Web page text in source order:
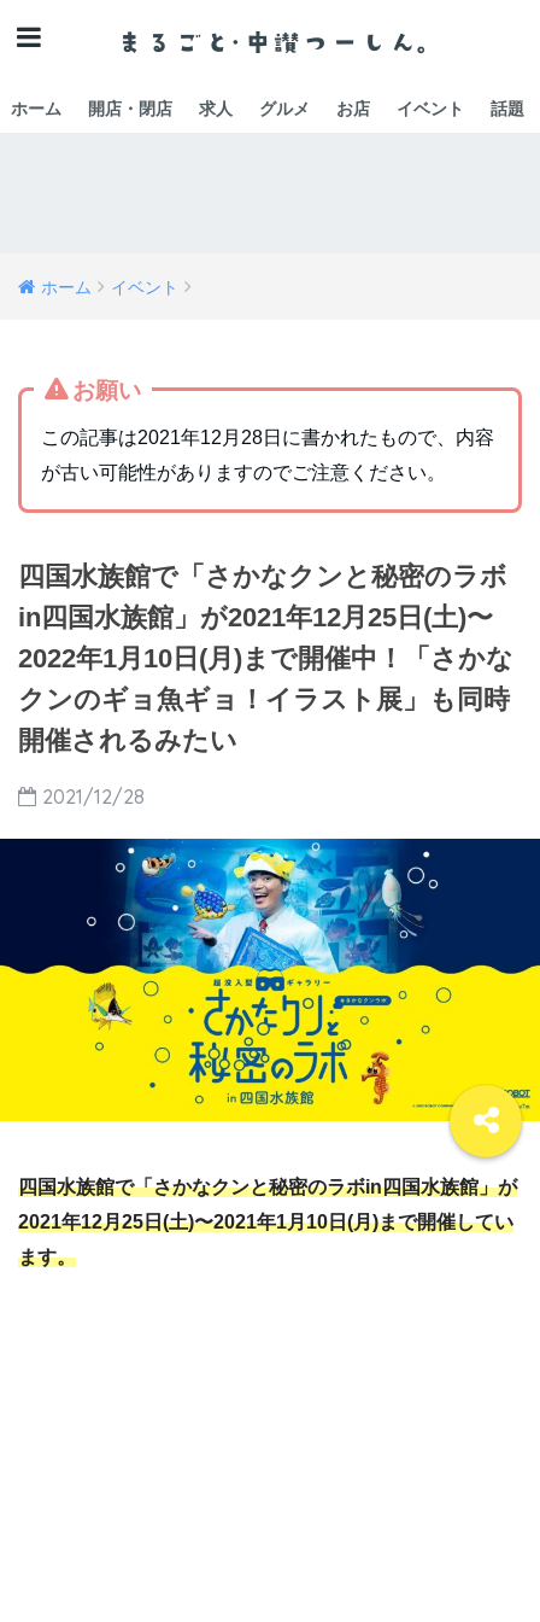
ホーム 開店・閉店 求人 グルメ お店 イベント 話題
ホーム イベント
お願い
この記事は2021年12月28日に書かれたもので、内容
が古い可能性がありますのでご注意ください。
四国水族館で「さかなクンと秘密のラボ
in四国水族館」が2021年12月25日(土)〜
2022年1月10日(月)まで開催中！「さかな
クンのギョ魚ギョ！イラスト展」も同時
開催されるみたい
2021/12/28
四国水族館で「さかなクンと秘密のラボin四国水族館」が
2021年12月25日(土)〜2021年1月10日(月)まで開催してい
ます。